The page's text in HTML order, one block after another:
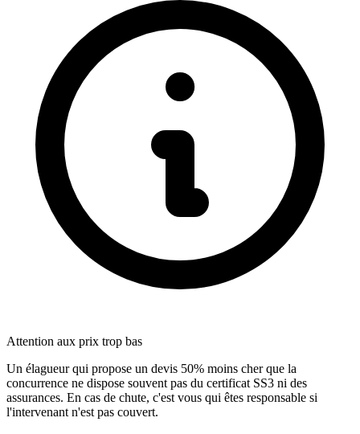
Attention aux prix trop bas
Un élagueur qui propose un devis 50% moins cher que la
concurrence ne dispose souvent pas du certificat SS3 ni des
assurances. En cas de chute, c'est vous qui êtes responsable si
l'intervenant n'est pas couvert.